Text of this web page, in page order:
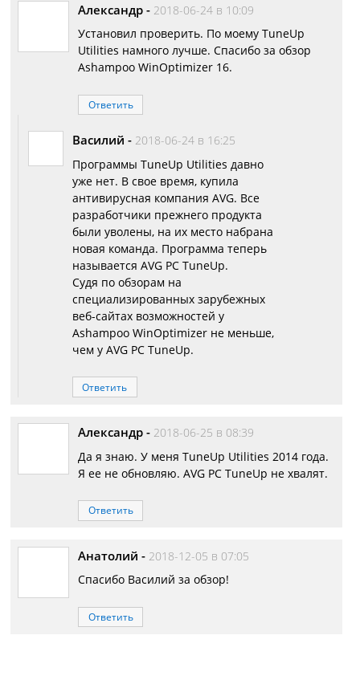
Александр - 2018-06-24 в 10:09
Установил проверить. По моему TuneUp
Utilities намного лучше. Спасибо за обзор
Ashampoo WinOptimizer 16.
Ответить
Василий - 2018-06-24 в 16:25
Программы TuneUp Utilities давно
уже нет. В свое время, купила
антивирусная компания AVG. Все
разработчики прежнего продукта
были уволены, на их место набрана
новая команда. Программа теперь
называется AVG PC TuneUp.
Судя по обзорам на
специализированных зарубежных
веб-сайтах возможностей у
Ashampoo WinOptimizer не меньше,
чем у AVG PC TuneUp.
Ответить
Александр - 2018-06-25 в 08:39
Да я знаю. У меня TuneUp Utilities 2014 года.
Я ее не обновляю. AVG PC TuneUp не хвалят.
Ответить
Анатолий - 2018-12-05 в 07:05
Спасибо Василий за обзор!
Ответить